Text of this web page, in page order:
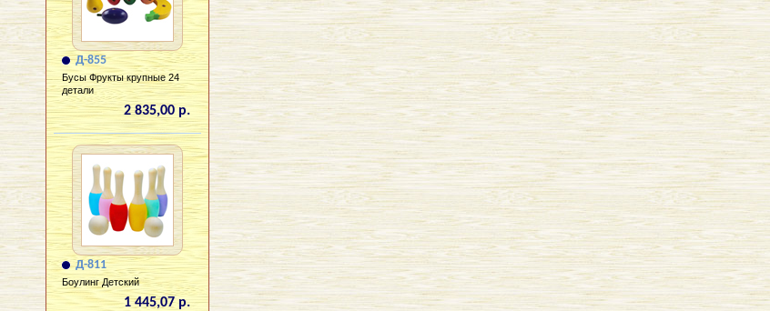
Д-855
Бусы Фрукты крупные 24
детали
2 835,00 р.
Д-811
Боулинг Детский
1 445,07 р.